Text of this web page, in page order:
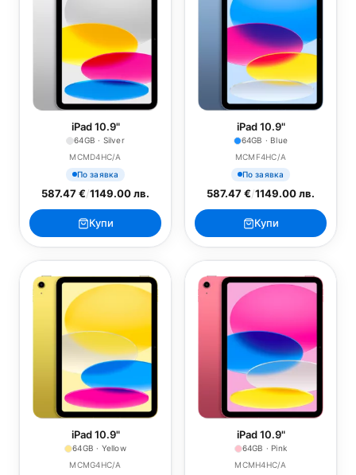
iPad 10.9"
64GB · Silver
MCMD4HC/A
По заявка
587.47 €/1149.00 лв.
Купи
iPad 10.9"
64GB · Blue
MCMF4HC/A
По заявка
587.47 €/1149.00 лв.
Купи
iPad 10.9"
64GB · Yellow
MCMG4HC/A
iPad 10.9"
64GB · Pink
MCMH4HC/A